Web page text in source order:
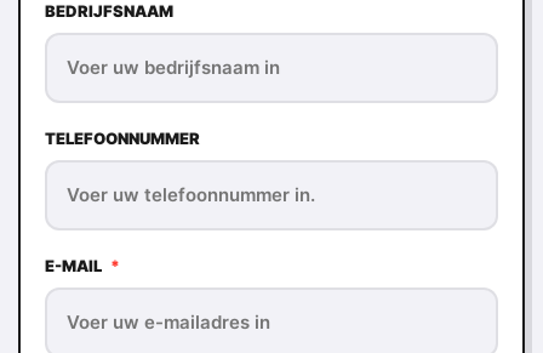
BEDRIJFSNAAM
TELEFOONNUMMER
E-MAIL *